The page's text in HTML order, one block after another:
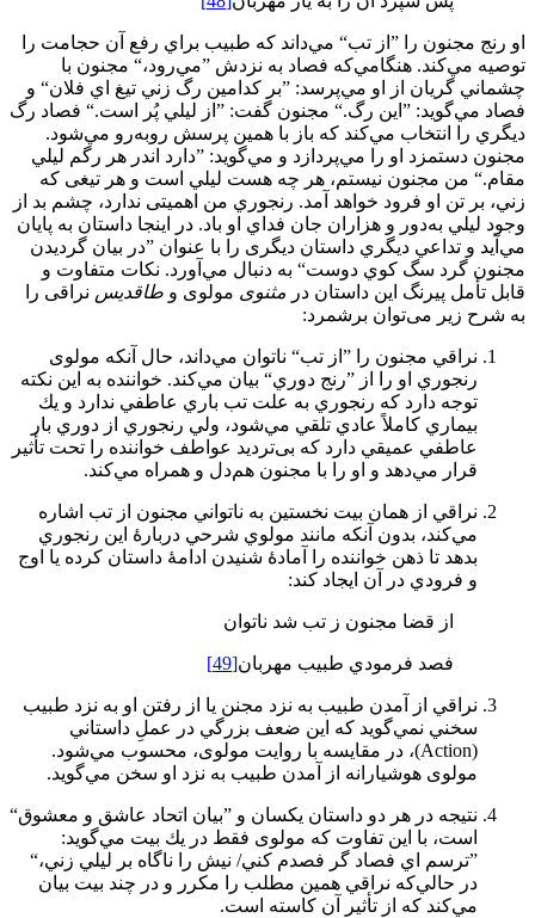
او رنج مجنون را ”از تب“ مي‌داند كه طبيب براي رفع آن حجامت را
توصيه مي‌كند. هنگامي‌كه فصاد به نزدش ”مي‌رود،“ مجنون با
چشماني گريان از او مي‌پرسد: ”بر كدامين رگ زني تيغ اي فلان“ و
فصاد مي‌گويد: ”اين رگ.“ مجنون گفت: ”از ليلي پُر است.“ فصاد رگ
ديگري را انتخاب مي‌كند كه باز با همين پرسش روبه‌رو مي‌شود.
مجنون دستمزد او را مي‌پردازد و مي‌گويد: ”دارد اندر هر رگم ليلي
مقام.“ من مجنون نيستم، هر چه هست ليلي است و هر تيغی که
زني، بر تن او فرود خواهد آمد. رنجوري من اهمیتی ندارد، چشم بد از
وجود ليلي به‌دور و هزاران جان فداي او باد. در اينجا داستان به پايان
مي‌آيد و تداعي ديگري داستان ديگری را با عنوان ”در بيان گرديدن
مجنون گرد سگ كوي دوست“ به دنبال مي‌آورد. نکات متفاوت و
قابل تأمل پیرنگ این داستان در مثنوی مولوی و طاقدیس نراقی را
به شرح زیر می‌توان برشمرد:
نراقي مجنون را ”از تب“ ناتوان مي‌داند، حال آنکه مولوی
رنجوري او را از ”رنج دوري“ بيان مي‌كند. خواننده به اين نكته
توجه دارد كه رنجوري به علت تب باري عاطفي ندارد و يك
بيماري كاملاً عادي تلقي مي‌شود، ولي رنجوري از دوري بار
عاطفي عمیقي دارد كه بی‌تردید عواطف خواننده را تحت تأثير
قرار مي‌دهد و او را با مجنون هم‌دل و همراه مي‌كند.
نراقي از همان بيت نخستين به ناتواني مجنون از تب اشاره
مي‌كند، بدون آنكه مانند مولوي شرحي دربارۀ اين رنجوري
بدهد تا ذهن خواننده را آمادۀ شنيدن ادامۀ داستان کرده يا اوج
و فرودي در آن ايجاد کند:
از قضا مجنون ز تب شد ناتوان
فصد فرمودي طبيب مهربان[49]
نراقي از آمدن طبيب به نزد مجنن يا از رفتن او به نزد طبيب
سخني نمي‌گويد كه اين ضعف بزرگي در عملِ داستاني
(Action)، در مقايسه با روايت مولوی، محسوب مي‌شود.
مولوی هوشيارانه از آمدن طبيب به نزد او سخن مي‌گويد.
نتيجه در هر دو داستان يكسان و ”بيان اتحاد عاشق و معشوق“
است، با اين تفاوت كه مولوی فقط در يك بيت مي‌گويد:
”ترسم اي فصاد گر فصدم كني/ نيش را ناگاه بر ليلي زني،“
در حالي‌كه نراقي همين مطلب را مكرر و در چند بيت بيان
مي‌كند كه از تأثير آن كاسته است.